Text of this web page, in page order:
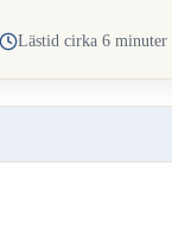
Lästid cirka 6 minuter